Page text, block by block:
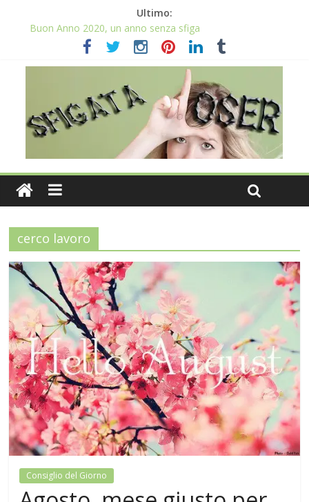
Ultimo:
Buon Anno 2020, un anno senza sfiga
Come gestire la fortuna ai giochi
Qual è il numero più sfortunato? Info e curiosità nel post
La sfortuna mi perseguita anche con la spesa
Il 2020 anno bisestile porta sfortuna davvero?
cerco lavoro
Consiglio del Giorno